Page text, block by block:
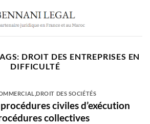
DROIT DES ENTREPRISES EN
DIFFICULTÉ
,DROIT DES SOCIÉTÉS
civiles d’exécution
collectives